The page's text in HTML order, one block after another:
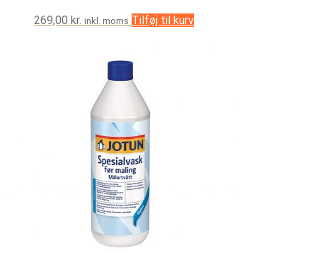
269,00 kr. inkl. moms Tilføj til kurv